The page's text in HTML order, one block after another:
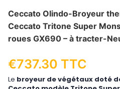
Ceccato Olindo-Broyeur
Ceccato Tritone Super
roues GX690 – à tracter-
€737.30 TTC
Le broyeur de végétaux doté